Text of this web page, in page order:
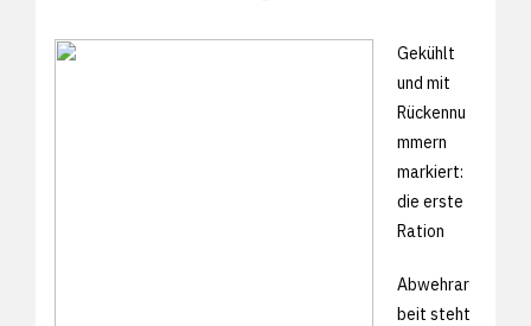
Gekühlt
und mit
Rückennu
mmern
markiert:
die erste
Ration
Abwehrar
beit steht